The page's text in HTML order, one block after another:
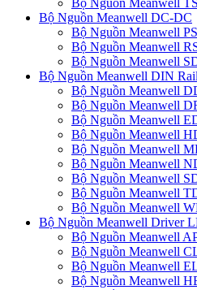
Bộ Nguồn Meanwell TS
Bộ Nguồn Meanwell DC-DC
Bộ Nguồn Meanwell
Bộ Nguồn Meanwell
Bộ Nguồn Meanwell
Bộ Nguồn Meanwell DIN
Bộ Nguồn Meanwell
Bộ Nguồn Meanwell
Bộ Nguồn Meanwell
Bộ Nguồn Meanwell
Bộ Nguồn Meanwell
Bộ Nguồn Meanwell
Bộ Nguồn Meanwell
Bộ Nguồn Meanwell
Bộ Nguồn Meanwell
Bộ Nguồn Meanwell Driver
Bộ Nguồn Meanwell
Bộ Nguồn Meanwell
Bộ Nguồn Meanwell
Bộ Nguồn Meanwell